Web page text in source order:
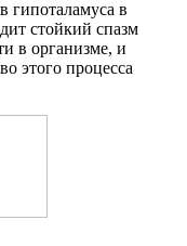
гипоталамуса в
стойкий спазм
в организме, и
этого процесса